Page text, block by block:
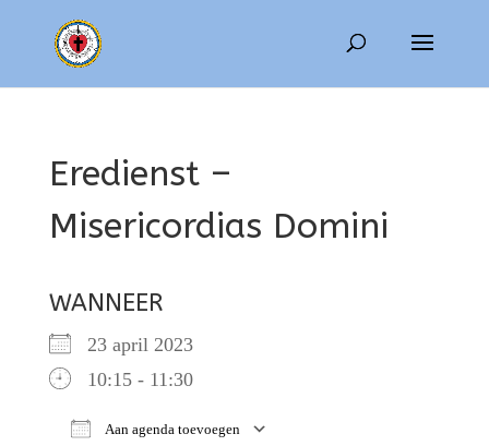
Eredienst –
Misericordias Domini
WANNEER
23 april 2023
10:15 - 11:30
Aan agenda toevoegen